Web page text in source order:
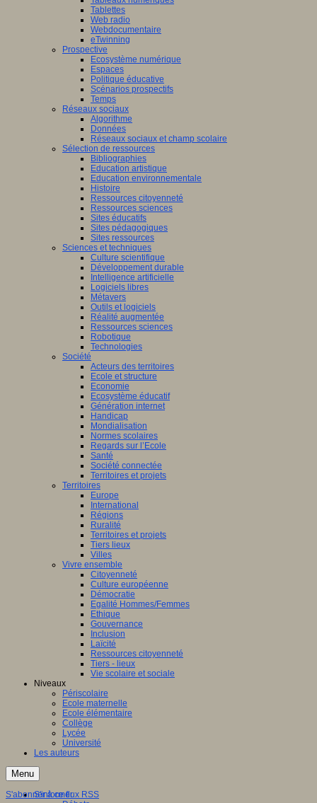
Tablettes
Web radio
Webdocumentaire
eTwinning
Prospective
Ecosystème numérique
Espaces
Politique éducative
Scénarios prospectifs
Temps
Réseaux sociaux
Algorithme
Données
Réseaux sociaux et champ scolaire
Sélection de ressources
Bibliographies
Education artistique
Education environnementale
Histoire
Ressources citoyenneté
Ressources sciences
Sites éducatifs
Sites pédagogiques
Sites ressources
Sciences et techniques
Culture scientifique
Développement durable
Intelligence artificielle
Logiciels libres
Métavers
Outils et logiciels
Réalité augmentée
Ressources sciences
Robotique
Technologies
Société
Acteurs des territoires
Ecole et structure
Economie
Ecosystème éducatif
Génération internet
Handicap
Mondialisation
Normes scolaires
Regards sur l’Ecole
Santé
Société connectée
Territoires et projets
Territoires
Europe
International
Régions
Ruralité
Territoires et projets
Tiers lieux
Villes
Vivre ensemble
Citoyenneté
Culture européenne
Démocratie
Egalité Hommes/Femmes
Ethique
Gouvernance
Inclusion
Laïcité
Ressources citoyenneté
Tiers - lieux
Vie scolaire et sociale
Niveaux
Périscolaire
Ecole maternelle
Ecole élémentaire
Collège
Lycée
Université
Les auteurs
Menu
S'informer
S'abonner à ce flux RSS